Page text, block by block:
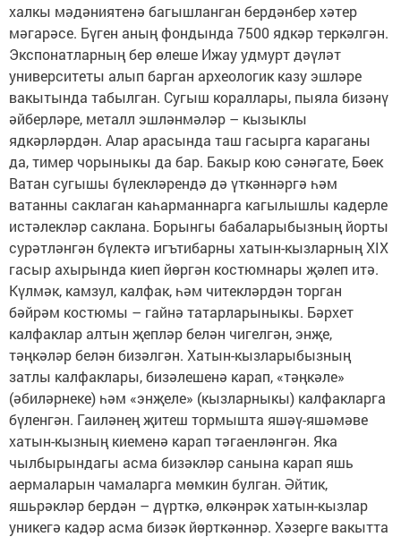
халкы мәдәниятенә багыш­ланган бердәнбер хәтер
мәгарәсе. Бүген аның фондында 7500 ядкәр теркәлгән.
Экспонатларның бер өлеше Ижау удмурт дәүләт
университеты алып барган археологик казу эшләре
вакытында табылган. Сугыш кораллары, пыяла бизәнү
әйберләре, металл эшләнмәләр – кызыклы
ядкәрләрдән. Алар арасында таш гасырга караганы
да, тимер чорыныкы да бар. Бакыр кою сәнәгате, Бөек
Ватан сугышы бүлекләрендә дә үткәннәргә һәм
ватанны саклаган каһарманнарга кагылышлы кадерле
истәлекләр саклана. Борынгы бабаларыбызның йорты
сурәтләнгән бүлектә игътибарны хатын-кызларның XIX
гасыр ахырында киеп йөргән кос­тюмнары җәлеп итә.
Күлмәк, камзул, калфак, һәм читекләрдән торган
бәйрәм костюмы – гайнә татарларыныкы. Бәрхет
калфаклар алтын җепләр белән чигелгән, энҗе,
тәңкәләр белән бизәлгән. Хатын-кызларыбызның
затлы калфаклары, бизәлешенә карап, «тәңкәле»
(әбиләрнеке) һәм «энҗеле» (кызларныкы) калфакларга
бүленгән. Гаиләнең җитеш тормышта яшәү-яшәмәве
хатын-кызның киеменә карап тәгаенләнгән. Яка
чылбырындагы асма бизәкләр санына карап яшь
аермаларын чамаларга мөмкин булган. Әйтик,
яшьрәкләр бердән – дүрткә, өлкәнрәк хатын-кызлар
уникегә кадәр асма бизәк йөрткәннәр. Хәзерге вакытта